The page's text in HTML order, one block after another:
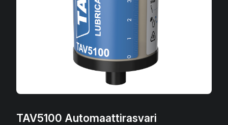
TAV5100 Automaattirasvari